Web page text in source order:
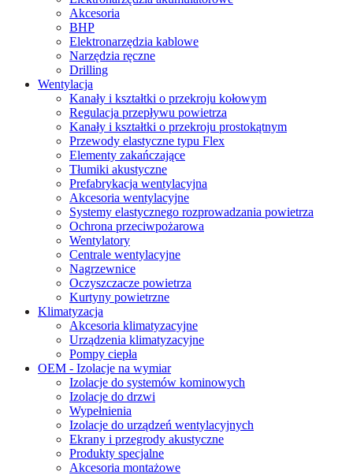
Akcesoria
BHP
Elektronarzędzia kablowe
Narzędzia ręczne
Drilling
Wentylacja
Kanały i kształtki o przekroju kołowym
Regulacja przepływu powietrza
Kanały i kształtki o przekroju prostokątnym
Przewody elastyczne typu Flex
Elementy zakańczające
Tłumiki akustyczne
Prefabrykacja wentylacyjna
Akcesoria wentylacyjne
Systemy elastycznego rozprowadzania powietrza
Ochrona przeciwpożarowa
Wentylatory
Centrale wentylacyjne
Nagrzewnice
Oczyszczacze powietrza
Kurtyny powietrzne
Klimatyzacja
Akcesoria klimatyzacyjne
Urządzenia klimatyzacyjne
Pompy ciepła
OEM - Izolacje na wymiar
Izolacje do systemów kominowych
Izolacje do drzwi
Wypełnienia
Izolacje do urządzeń wentylacyjnych
Ekrany i przegrody akustyczne
Produkty specjalne
Akcesoria montażowe